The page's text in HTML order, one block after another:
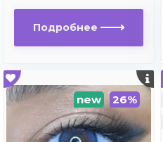
Подробнее
new 26%